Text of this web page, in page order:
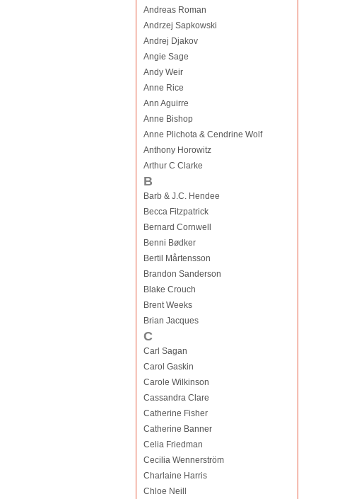
Andreas Roman
Andrzej Sapkowski
Andrej Djakov
Angie Sage
Andy Weir
Anne Rice
Ann Aguirre
Anne Bishop
Anne Plichota & Cendrine Wolf
Anthony Horowitz
Arthur C Clarke
B
Barb & J.C. Hendee
Becca Fitzpatrick
Bernard Cornwell
Benni Bødker
Bertil Mårtensson
Brandon Sanderson
Blake Crouch
Brent Weeks
Brian Jacques
C
Carl Sagan
Carol Gaskin
Carole Wilkinson
Cassandra Clare
Catherine Fisher
Catherine Banner
Celia Friedman
Cecilia Wennerström
Charlaine Harris
Chloe Neill